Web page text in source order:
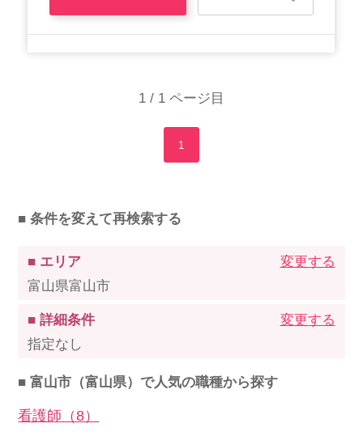
1 / 1 ページ目
1
■ 条件を変えて再検索する
■ エリア
富山県富山市
変更する
■ 詳細条件
指定なし
変更する
■ 富山市（富山県）で人気の職種から探す
看護師（8）